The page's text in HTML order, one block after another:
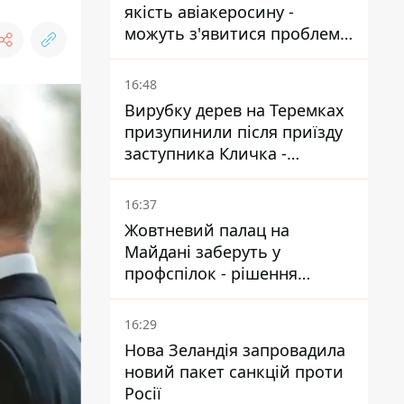
якість авіакеросину -
можуть з'явитися проблеми
з літаками до Якутії
16:48
Вирубку дерев на Теремках
призупинили після приїзду
заступника Кличка -
почався діалог
16:37
Жовтневий палац на
Майдані заберуть у
профспілок - рішення
Господарського суду
16:29
Нова Зеландія запровадила
новий пакет санкцій проти
Росії